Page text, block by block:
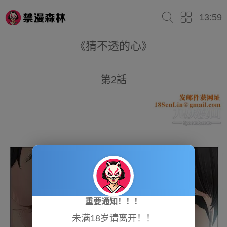
13:59
《猜不透的心》
第2話
重要通知！！！
未满18岁请离开！！